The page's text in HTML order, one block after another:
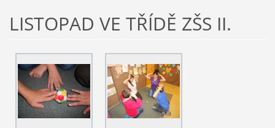
LISTOPAD VE TŘÍDĚ ZŠS II.